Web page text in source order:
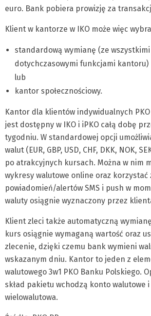
euro. Bank pobiera prowizję za
Klient w kantorze w IKO może więc
standardową wymianę (ze wszystkimi
dotychczasowymi funkcjami kantoru)
lub
kantor społecznościowy.
Kantor dla klientów indywidualnych
jest dostępny w IKO i iPKO całą dobę
tygodniu. W standardowej opcji
walut (EUR, GBP, USD, CHF, DKK, NOK,
po atrakcyjnych kursach. Można w nim
wykresy walutowe online oraz korzystać
powiadomień/alertów SMS i push w
waluty osiągnie wyznaczony przez
Klient zleci także automatyczną
kurs osiągnie wymaganą wartość oraz
zlecenie, dzięki czemu bank wymieni
wskazanym dniu. Kantor to jeden z
walutowego 3w1 PKO Banku Polskiego.
skład pakietu wchodzą konto walutowe
wielowalutowa.